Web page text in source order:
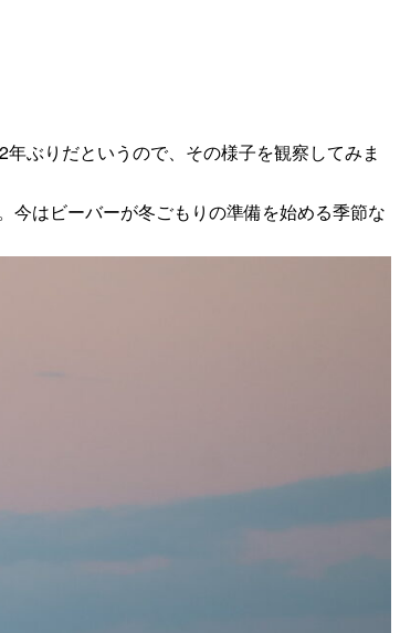
ぶりだというので、その様子を観察してみま
今はビーバーが冬ごもりの準備を始める季節な